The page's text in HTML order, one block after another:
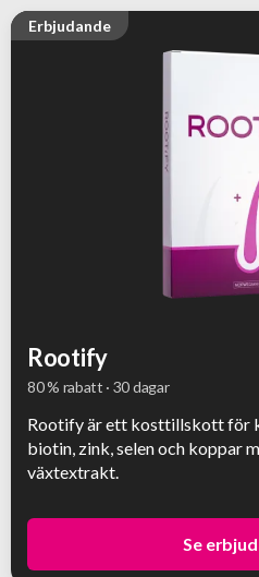
Erbjudande
Rootify
80 % rabatt · 30 dagar
Rootify är ett kosttillskott för
biotin, zink, selen och koppar
växtextrakt.
Se